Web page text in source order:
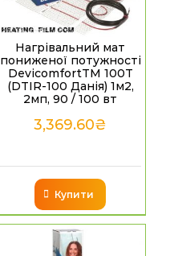
Нагрівальний мат
пониженої потужності
DevicomfortTM 100T
(DTIR-100 Данія) 1м2,
2мп, 90 / 100 вт
3,369.60₴
Купити